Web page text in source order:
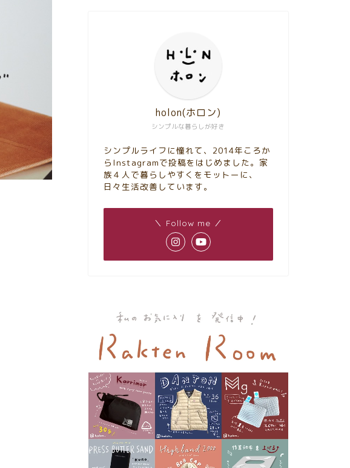
シンプルな暮らしが好き
holon(ホロン)
シンプルライフに憧れて、2014年ころか
らInstagramで投稿をはじめました。家
族４人で暮らしやすくをモットーに、
日々生活改善しています。
＼ Follow me ／